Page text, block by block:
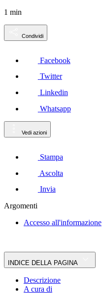
1 min
Condividi
Facebook
Twitter
Linkedin
Whatsapp
Vedi azioni
Stampa
Ascolta
Invia
Argomenti
Accesso all'informazione
INDICE DELLA PAGINA
Descrizione
A cura di